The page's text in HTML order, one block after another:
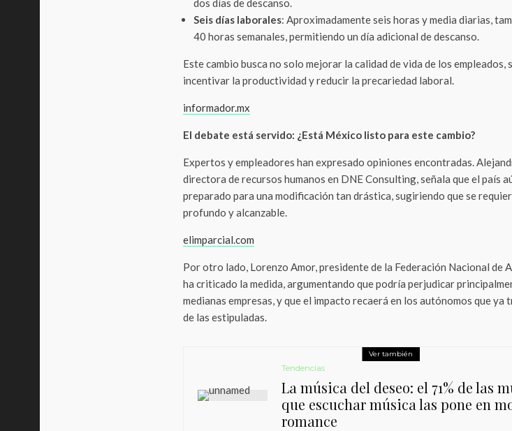
dos días de descanso.
Seis días laborales: Aproximadamente seis horas y media diarias,
40 horas semanales, permitiendo un día adicional de descanso.
Este cambio busca no solo mejorar la calidad de vida de los empleados,
incentivar la productividad y reducir la precariedad laboral.
informador.mx
El debate está servido: ¿Está México listo para este cambio?
Expertos y empleadores han expresado opiniones encontradas.
directora de recursos humanos en DNE Consulting, señala que el país
preparado para una modificación tan drástica, sugiriendo que se
profundo y alcanzable.
elimparcial.com
Por otro lado, Lorenzo Amor, presidente de la Federación Nacional de
ha criticado la medida, argumentando que podría perjudicar
medianas empresas, y que el impacto recaerá en los autónomos que ya
de las estipuladas.
Ver también
Tendencias
La música del deseo: el 71% de las
que escuchar música las pone en
romance